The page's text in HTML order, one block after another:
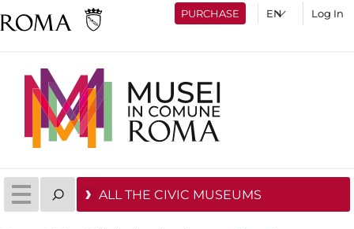
PURCHASE Log In
ALL THE CIVIC MUSEUMS